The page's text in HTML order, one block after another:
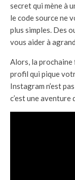
secret qui mène à
le code source ne
plus simples. Des
vous aider à
Alors, la prochaine
profil qui pique
Instagram n’est
c’est une aventure